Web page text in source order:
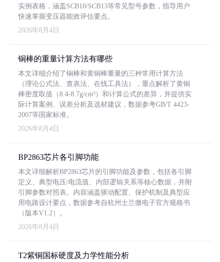
实例表格，涵盖SCB10/SCB13等常见型号参数，指导用户
快速掌握变压器能效评估要点。
2026年8月4日
铜棒的重量计算方法有哪些
本文详细介绍了铜棒和黄铜棒重量的三种常用计算方法
（理论公式法、查表法、在线工具法），重点解析了黄铜
棒密度取值（8.4-8.7g/cm³）和计算公式的差异，并提供实
际计算案例、误差分析及选材建议，数据参考GB/T 4423-
2007等国家标准。
2026年8月4日
BP2863芯片各引脚功能
本文详细解析BP2863芯片的引脚功能及参数，包括各引脚
定义、典型电压/电流值、内部逻辑关系等核心数据，并附
引脚参数对照表。内容涵盖驱动配置、保护机制及典型应
用电路设计要点，数据参考自杭州士兰微电子官方规格书
（版本V1.2）。
2026年8月4日
T2紫铜国标硬度及力学性能分析